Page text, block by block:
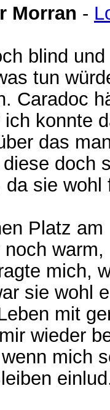
Morran -
blind
tun
Caradoc
ich konnte
das
doch
sie
Platz
mich,
sie wohl
mit
wieder
mich